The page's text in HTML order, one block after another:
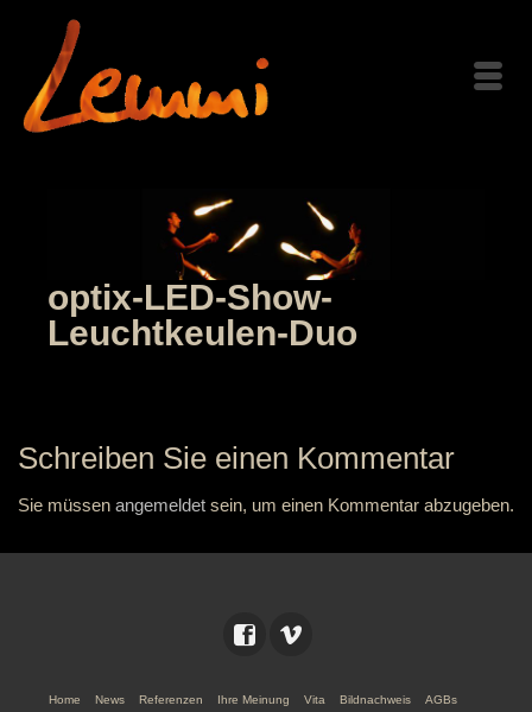
optix-LED-Show-
Leuchtkeulen-Duo
Schreiben Sie einen Kommentar
Sie müssen angemeldet sein, um einen Kommentar abzugeben.
Home News Referenzen Ihre Meinung Vita Bildnachweis AGBs